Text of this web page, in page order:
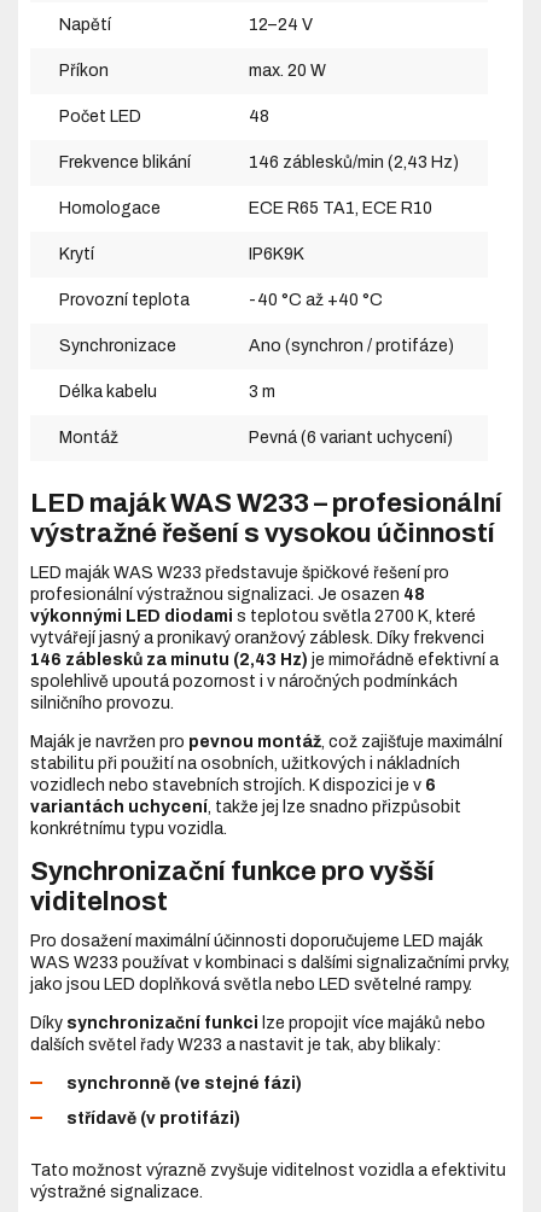
Napětí 12–24 V
Příkon max. 20 W
Počet LED 48
Frekvence blikání 146 záblesků/min (2,43 Hz)
Homologace ECE R65 TA1, ECE R10
Krytí IP6K9K
Provozní teplota -40 °C až +40 °C
Synchronizace Ano (synchron / protifáze)
Délka kabelu 3 m
Montáž Pevná (6 variant uchycení)
LED maják WAS W233 – profesionální
výstražné řešení s vysokou účinností
LED maják WAS W233 představuje špičkové řešení pro
profesionální výstražnou signalizaci. Je osazen 48
výkonnými LED diodami s teplotou světla 2700 K, které
vytvářejí jasný a pronikavý oranžový záblesk. Díky frekvenci
146 záblesků za minutu (2,43 Hz) je mimořádně efektivní a
spolehlivě upoutá pozornost i v náročných podmínkách
silničního provozu.
Maják je navržen pro pevnou montáž , což zajišťuje maximální
stabilitu při použití na osobních, užitkových i nákladních
vozidlech nebo stavebních strojích. K dispozici je v 6
variantách uchycení , takže jej lze snadno přizpůsobit
konkrétnímu typu vozidla.
Synchronizační funkce pro vyšší
viditelnost
Pro dosažení maximální účinnosti doporučujeme LED maják
WAS W233 používat v kombinaci s dalšími signalizačními prvky,
jako jsou LED doplňková světla nebo LED světelné rampy.
Díky synchronizační funkci lze propojit více majáků nebo
dalších světel řady W233 a nastavit je tak, aby blikaly:
synchronně (ve stejné fázi)
střídavě (v protifázi)
Tato možnost výrazně zvyšuje viditelnost vozidla a efektivitu
výstražné signalizace.